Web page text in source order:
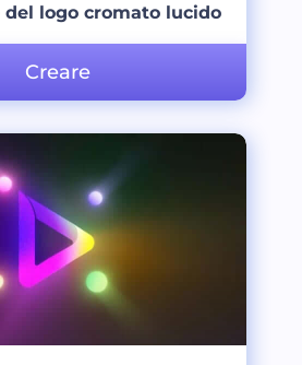
del logo cromato lucido
Creare